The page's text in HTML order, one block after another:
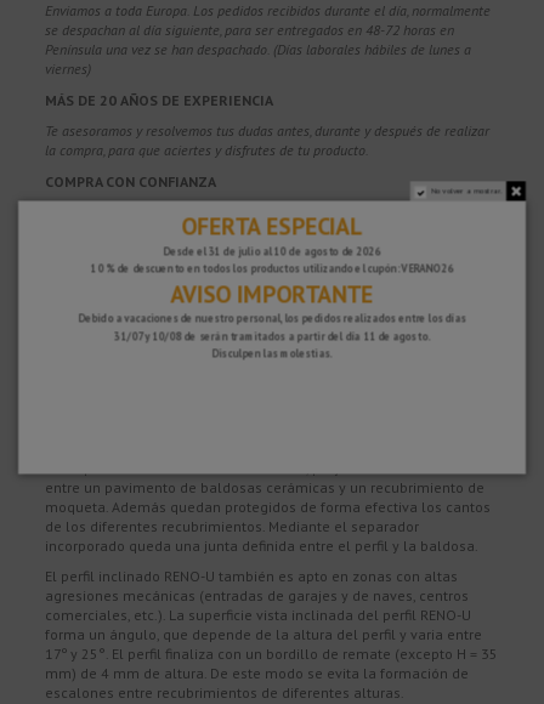
Enviamos a toda Europa. Los pedidos recibidos durante el día, normalmente
se despachan al día siguiente, para ser entregados en 48-72 horas en
Península una vez se han despachado. (Días laborales hábiles de lunes a
viernes)
MÁS DE 20 AÑOS DE EXPERIENCIA
Te asesoramos y resolvemos tus dudas antes, durante y después de realizar
la compra, para que aciertes y disfrutes de tu producto.
COMPRA CON CONFIANZA
GARANTÍA DE SATISFACCIÓN
Tienes 15 días para devolver tu compra si no estás del todo satisfecho y 2
años de garantía en todos nuestros productos.
entre un pavimento de baldosas cerámicas y un recubrimiento de
moqueta. Además quedan protegidos de forma efectiva los cantos
de los diferentes recubrimientos. Mediante el separador
incorporado queda una junta definida entre el perfil y la baldosa.
El perfil inclinado RENO-U también es apto en zonas con altas
agresiones mecánicas (entradas de garajes y de naves, centros
comerciales, etc.). La superficie vista inclinada del perfil RENO-U
forma un ángulo, que depende de la altura del perfil y varia entre
17º y 25°. El perfil finaliza con un bordillo de remate (excepto H = 35
mm) de 4 mm de altura. De este modo se evita la formación de
escalones entre recubrimientos de diferentes alturas.
No volver a mostrar.
OFERTA ESPECIAL
Desde el 31 de julio al 10 de agosto de 2026
10 % de descuento en todos los productos utilizando el cupón: VERANO26
AVISO IMPORTANTE
Debido a vacaciones de nuestro personal, los pedidos realizados entre los días
31/07 y 10/08 de serán tramitados a partir del día 11 de agosto.
Disculpen las molestias.